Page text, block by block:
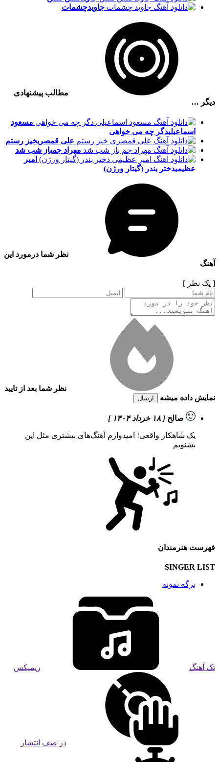
جاویدچشمات
مطالب پیشنهادی
دیگر …
مسعود
اسماعیلیدگر چه می خواهی
علی قمصریخیز رستم
مهراد جمباز شب شد
امیر
عظیمیدختر بندر (گیتار ورژن)
نظر شما درمورد این
آهنگ
[ یک نظر ]
نظر شما بعد از تایید
نمایش داده میشه
ارسال
صالح [ ۱۸ خرداد ۱۴۰۴ ]
یک شاهکار واقعی! امیدوارم آهنگ‌های بیشتری مثل این
بشنویم
فهرست هنرمندان
SINGER LIST
برگه نمونه
تک آهنگ ریمیکس
در صف انتشار